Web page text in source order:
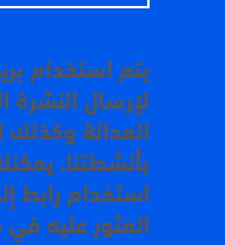
يتم استخدام
لإرسال النشرة
العدالة
بأنشطتنا.
استخدام رابط
العثور عليه في